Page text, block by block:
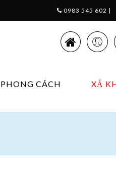
0983 545 602 |
PHONG CÁCH XẢ